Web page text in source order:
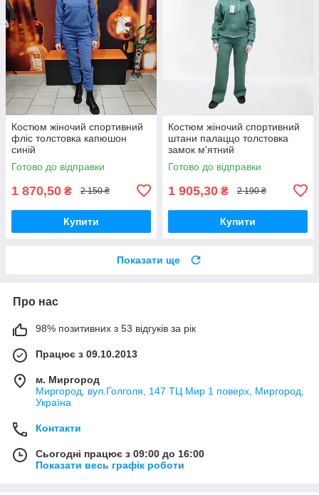
Костюм жіночий спортивний
фліс толстовка капюшон
синій
Готово до відправки
1 870,50 ₴ 2 150 ₴
Купити
Костюм жіночий спортивний
штани палаццо толстовка
замок м'ятний
Готово до відправки
1 905,30 ₴ 2 190 ₴
Купити
Показати ще
Про нас
98% позитивних з 53 відгуків за рік
Працює з 09.10.2013
м. Миргород
Миргород, вул.Голголя, 147 ТЦ Мир 1 поверх, Миргород,
Україна
Контакти
Сьогодні працює з 09:00 до 16:00
Показати весь графік роботи